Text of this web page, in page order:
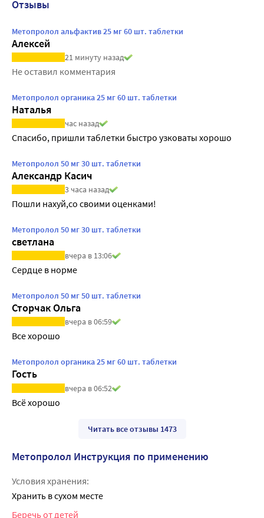
Отзывы
Метопролол альфактив 25 мг 60 шт. таблетки
Алексей
21 минуту назад
Не оставил комментария
Метопролол органика 25 мг 60 шт. таблетки
Наталья
час назад
Спасибо, пришли таблетки быстро узковаты хорошо
Метопролол 50 мг 30 шт. таблетки
Александр Касич
3 часа назад
Пошли нахуй,со своими оценками!
Метопролол 50 мг 30 шт. таблетки
светлана
вчера в 13:06
Сердце в норме
Метопролол 50 мг 50 шт. таблетки
Сторчак Ольга
вчера в 06:59
Все хорошо
Метопролол органика 25 мг 60 шт. таблетки
Гость
вчера в 06:52
Всё хорошо
Читать все отзывы 1473
Метопролол Инструкция по применению
Условия хранения:
Хранить в сухом месте
Беречь от детей